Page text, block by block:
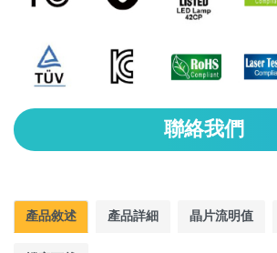
聯絡我們
產品敘述 產品詳細 晶片流明值